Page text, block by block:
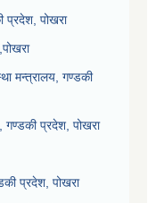
प्रदेश, पोखरा
मन्त्रालय, गण्डकी
गण्डकी प्रदेश, पोखरा
प्रदेश, पोखरा